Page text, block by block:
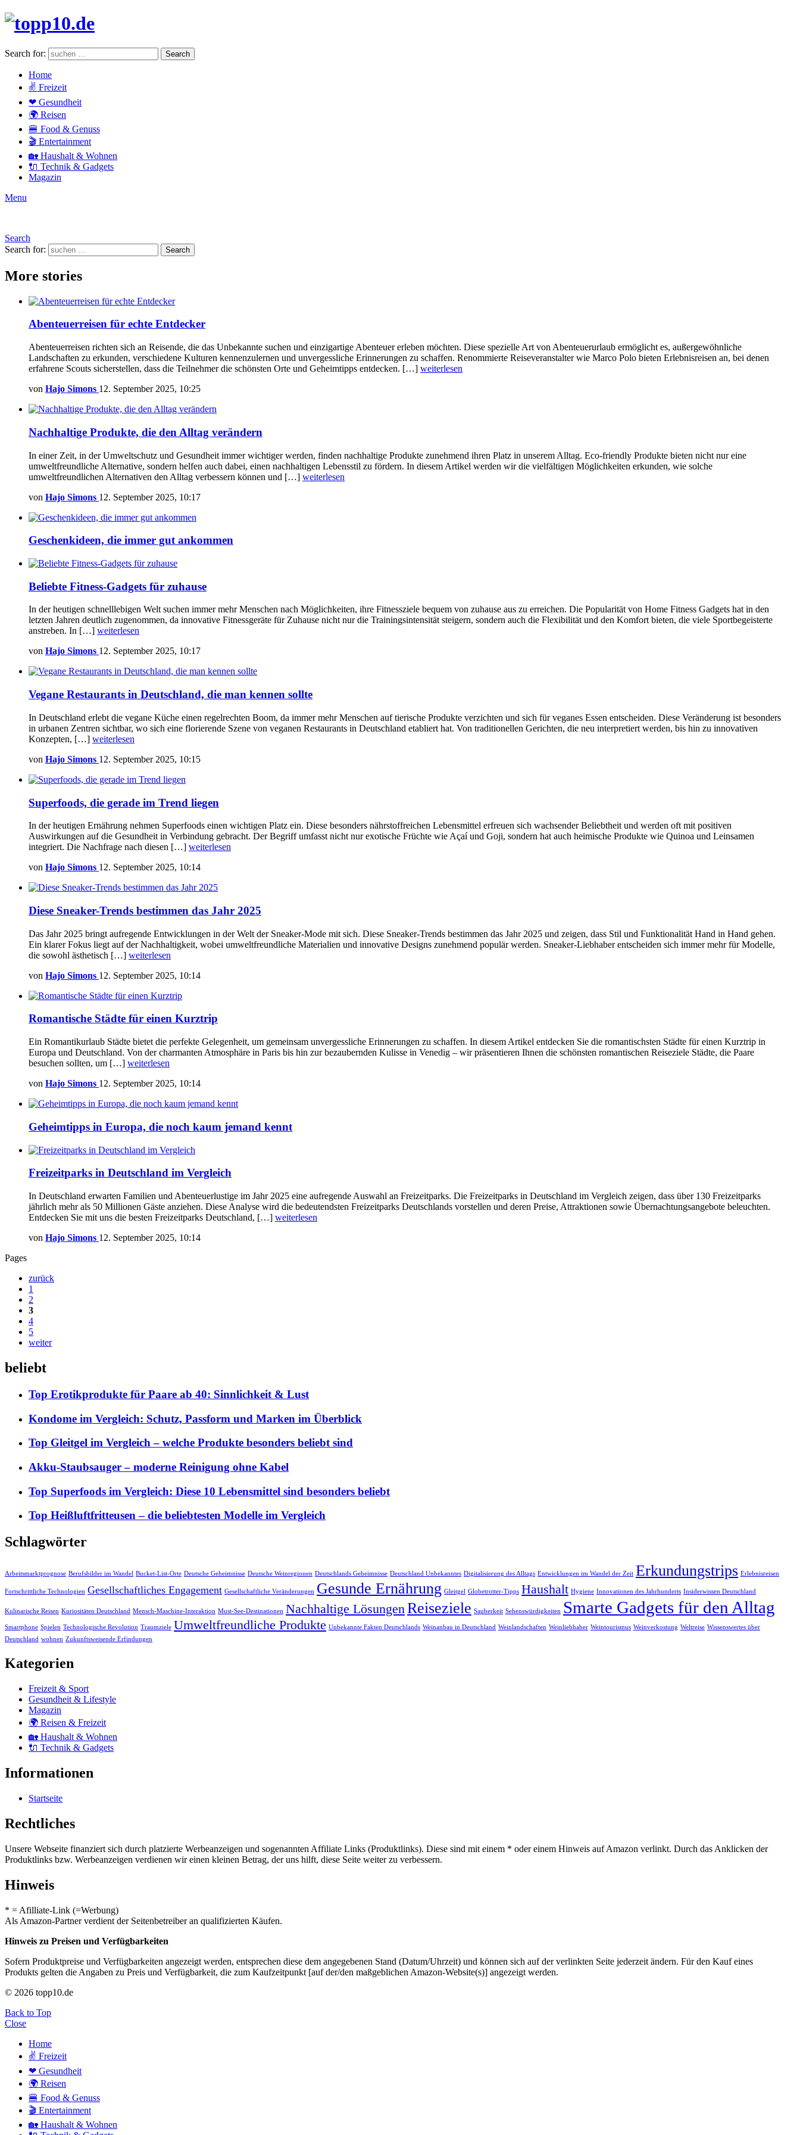
Search for: Search
Home
✌ Freizeit
❤ Gesundheit
🌍 Reisen
🍔 Food & Genuss
🎬 Entertainment
🏡 Haushalt & Wohnen
🔌 Technik & Gadgets
Magazin
Menu
Search
Search for:
Search
More stories
Abenteuerreisen für echte Entdecker
Abenteuerreisen richten sich an Reisende, die das Unbekannte suchen und einzigartige Abenteuer erleben möchten. Diese spezielle Art von Abenteuerurlaub ermöglicht es, außergewöhnliche
Landschaften zu erkunden, verschiedene Kulturen kennenzulernen und unvergessliche Erinnerungen zu schaffen. Renommierte Reiseveranstalter wie Marco Polo bieten Erlebnisreisen an, bei denen
erfahrene Scouts sicherstellen, dass die Teilnehmer die schönsten Orte und Geheimtipps entdecken. […] weiterlesen
von Hajo Simons 12. September 2025, 10:25
Nachhaltige Produkte, die den Alltag verändern
In einer Zeit, in der Umweltschutz und Gesundheit immer wichtiger werden, finden nachhaltige Produkte zunehmend ihren Platz in unserem Alltag. Eco-friendly Produkte bieten nicht nur eine
umweltfreundliche Alternative, sondern helfen auch dabei, einen nachhaltigen Lebensstil zu fördern. In diesem Artikel werden wir die vielfältigen Möglichkeiten erkunden, wie solche
umweltfreundlichen Alternativen den Alltag verbessern können und […] weiterlesen
von Hajo Simons 12. September 2025, 10:17
Geschenkideen, die immer gut ankommen
Beliebte Fitness-Gadgets für zuhause
In der heutigen schnelllebigen Welt suchen immer mehr Menschen nach Möglichkeiten, ihre Fitnessziele bequem von zuhause aus zu erreichen. Die Popularität von Home Fitness Gadgets hat in den
letzten Jahren deutlich zugenommen, da innovative Fitnessgeräte für Zuhause nicht nur die Trainingsintensität steigern, sondern auch die Flexibilität und den Komfort bieten, die viele Sportbegeisterte
anstreben. In […] weiterlesen
von Hajo Simons 12. September 2025, 10:17
Vegane Restaurants in Deutschland, die man kennen sollte
In Deutschland erlebt die vegane Küche einen regelrechten Boom, da immer mehr Menschen auf tierische Produkte verzichten und sich für veganes Essen entscheiden. Diese Veränderung ist besonders
in urbanen Zentren sichtbar, wo sich eine florierende Szene von veganen Restaurants in Deutschland etabliert hat. Von traditionellen Gerichten, die neu interpretiert werden, bis hin zu innovativen
Konzepten, […] weiterlesen
von Hajo Simons 12. September 2025, 10:15
Superfoods, die gerade im Trend liegen
In der heutigen Ernährung nehmen Superfoods einen wichtigen Platz ein. Diese besonders nährstoffreichen Lebensmittel erfreuen sich wachsender Beliebtheit und werden oft mit positiven
Auswirkungen auf die Gesundheit in Verbindung gebracht. Der Begriff umfasst nicht nur exotische Früchte wie Açaí und Goji, sondern hat auch heimische Produkte wie Quinoa und Leinsamen
integriert. Die Nachfrage nach diesen […] weiterlesen
von Hajo Simons 12. September 2025, 10:14
Diese Sneaker-Trends bestimmen das Jahr 2025
Das Jahr 2025 bringt aufregende Entwicklungen in der Welt der Sneaker-Mode mit sich. Diese Sneaker-Trends bestimmen das Jahr 2025 und zeigen, dass Stil und Funktionalität Hand in Hand gehen.
Ein klarer Fokus liegt auf der Nachhaltigkeit, wobei umweltfreundliche Materialien und innovative Designs zunehmend populär werden. Sneaker-Liebhaber entscheiden sich immer mehr für Modelle,
die sowohl ästhetisch […] weiterlesen
von Hajo Simons 12. September 2025, 10:14
Romantische Städte für einen Kurztrip
Ein Romantikurlaub Städte bietet die perfekte Gelegenheit, um gemeinsam unvergessliche Erinnerungen zu schaffen. In diesem Artikel entdecken Sie die romantischsten Städte für einen Kurztrip in
Europa und Deutschland. Von der charmanten Atmosphäre in Paris bis hin zur bezaubernden Kulisse in Venedig – wir präsentieren Ihnen die schönsten romantischen Reiseziele Städte, die Paare
besuchen sollten, um […] weiterlesen
von Hajo Simons 12. September 2025, 10:14
Geheimtipps in Europa, die noch kaum jemand kennt
Freizeitparks in Deutschland im Vergleich
In Deutschland erwarten Familien und Abenteuerlustige im Jahr 2025 eine aufregende Auswahl an Freizeitparks. Die Freizeitparks in Deutschland im Vergleich zeigen, dass über 130 Freizeitparks
jährlich mehr als 50 Millionen Gäste anziehen. Diese Analyse wird die bedeutendsten Freizeitparks Deutschlands vorstellen und deren Preise, Attraktionen sowie Übernachtungsangebote beleuchten.
Entdecken Sie mit uns die besten Freizeitparks Deutschland, […] weiterlesen
von Hajo Simons 12. September 2025, 10:14
Pages
zurück
1
2
3
4
5
weiter
beliebt
Top Erotikprodukte für Paare ab 40: Sinnlichkeit & Lust
Kondome im Vergleich: Schutz, Passform und Marken im Überblick
Top Gleitgel im Vergleich – welche Produkte besonders beliebt sind
Akku-Staubsauger – moderne Reinigung ohne Kabel
Top Superfoods im Vergleich: Diese 10 Lebensmittel sind besonders beliebt
Top Heißluftfritteusen – die beliebtesten Modelle im Vergleich
Schlagwörter
Arbeitsmarktprognose Berufsbilder im Wandel Bucket-List-Orte Deutsche Geheimnisse Deutsche Weinregionen Deutschlands Geheimnisse Deutschland Unbekanntes Digitalisierung des Alltags Entwicklungen im Wandel der Zeit Erkundungstrips Erlebnisreisen
Fortschrittliche Technologien Gesellschaftliches Engagement Gesellschaftliche Veränderungen Gesunde Ernährung Gleitgel Globetrotter-Tipps Haushalt Hygiene Innovationen des Jahrhunderts Insiderwissen Deutschland
Kulinarische Reisen Kuriositäten Deutschland Mensch-Maschine-Interaktion Must-See-Destinationen Nachhaltige LösungenReiseziele Sauberkeit Sehenswürdigkeiten Smarte Gadgets für den Alltag
Smartphone Spielen Technologische Revolution Traumziele Umweltfreundliche Produkte Unbekannte Fakten Deutschlands Weinanbau in Deutschland Weinlandschaften Weinliebhaber Weintourismus Weinverkostung Weltreise Wissenswertes über
Deutschland wohnen Zukunftsweisende Erfindungen
Kategorien
Freizeit & Sport
Gesundheit & Lifestyle
Magazin
🌍 Reisen & Freizeit
🏡 Haushalt & Wohnen
🔌 Technik & Gadgets
Informationen
Startseite
Rechtliches
Unsere Webseite finanziert sich durch platzierte Werbeanzeigen und sogenannten Affiliate Links (Produktlinks). Diese sind mit einem * oder einem Hinweis auf Amazon verlinkt. Durch das Anklicken der
Produktlinks bzw. Werbeanzeigen verdienen wir einen kleinen Betrag, der uns hilft, diese Seite weiter zu verbessern.
Hinweis
* = Afilliate-Link (=Werbung)
Als Amazon-Partner verdient der Seitenbetreiber an qualifizierten Käufen.
Hinweis zu Preisen und Verfügbarkeiten
Sofern Produktpreise und Verfügbarkeiten angezeigt werden, entsprechen diese dem angegebenen Stand (Datum/Uhrzeit) und können sich auf der verlinkten Seite jederzeit ändern. Für den Kauf eines
Produkts gelten die Angaben zu Preis und Verfügbarkeit, die zum Kaufzeitpunkt [auf der/den maßgeblichen Amazon-Website(s)] angezeigt werden.
© 2026 topp10.de
Back to Top
Close
Home
✌ Freizeit
❤ Gesundheit
🌍 Reisen
🍔 Food & Genuss
🎬 Entertainment
🏡 Haushalt & Wohnen